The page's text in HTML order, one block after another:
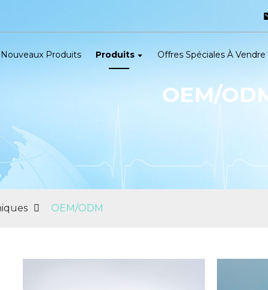
Nouveaux Produits Produits Offres Spéciales À Vendre
OEM/
OEM/ODM